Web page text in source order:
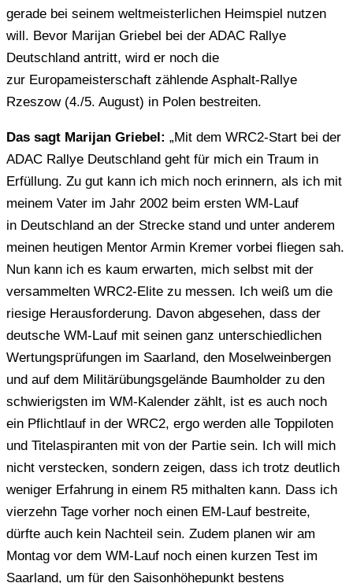
gerade bei seinem weltmeisterlichen Heimspiel nutzen
will. Bevor Marijan Griebel bei der ADAC Rallye
Deutschland antritt, wird er noch die
zur Europameisterschaft zählende Asphalt-Rallye
Rzeszow (4./5. August) in Polen bestreiten.
Das sagt Marijan Griebel: „Mit dem WRC2-Start bei der
ADAC Rallye Deutschland geht für mich ein Traum in
Erfüllung. Zu gut kann ich mich noch erinnern, als ich mit
meinem Vater im Jahr 2002 beim ersten WM-Lauf
in Deutschland an der Strecke stand und unter anderem
meinen heutigen Mentor Armin Kremer vorbei fliegen sah.
Nun kann ich es kaum erwarten, mich selbst mit der
versammelten WRC2-Elite zu messen. Ich weiß um die
riesige Herausforderung. Davon abgesehen, dass der
deutsche WM-Lauf mit seinen ganz unterschiedlichen
Wertungsprüfungen im Saarland, den Moselweinbergen
und auf dem Militärübungsgelände Baumholder zu den
schwierigsten im WM-Kalender zählt, ist es auch noch
ein Pflichtlauf in der WRC2, ergo werden alle Toppiloten
und Titelaspiranten mit von der Partie sein. Ich will mich
nicht verstecken, sondern zeigen, dass ich trotz deutlich
weniger Erfahrung in einem R5 mithalten kann. Dass ich
vierzehn Tage vorher noch einen EM-Lauf bestreite,
dürfte auch kein Nachteil sein. Zudem planen wir am
Montag vor dem WM-Lauf noch einen kurzen Test im
Saarland, um für den Saisonhöhepunkt bestens